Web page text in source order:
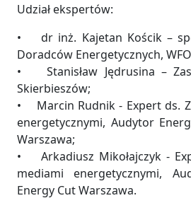
Udział ekspertów:
• dr inż. Kajetan Kościk –
Doradców Energetycznych,
• Stanisław Jędrusina –
Skierbieszów;
• Marcin Rudnik - Expert ds.
energetycznymi, Audytor
Warszawa;
• Arkadiusz Mikołajczyk -
mediami energetycznymi,
Energy Cut Warszawa.